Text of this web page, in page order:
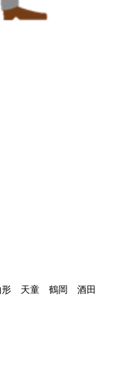
形 天童 鶴岡 酒田